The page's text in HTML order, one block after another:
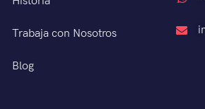
Trabaja con Nosotros
Blog